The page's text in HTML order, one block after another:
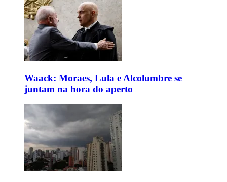
Waack: Moraes, Lula e Alcolumbre se
juntam na hora do aperto